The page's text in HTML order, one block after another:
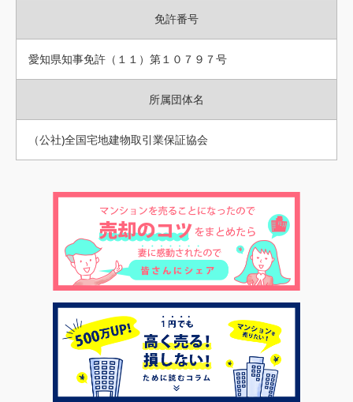
免許番号
愛知県知事免許（１１）第１０７９７号
所属団体名
（公社)全国宅地建物取引業保証協会